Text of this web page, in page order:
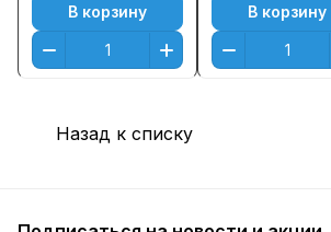
В корзину В корзину
Назад к списку